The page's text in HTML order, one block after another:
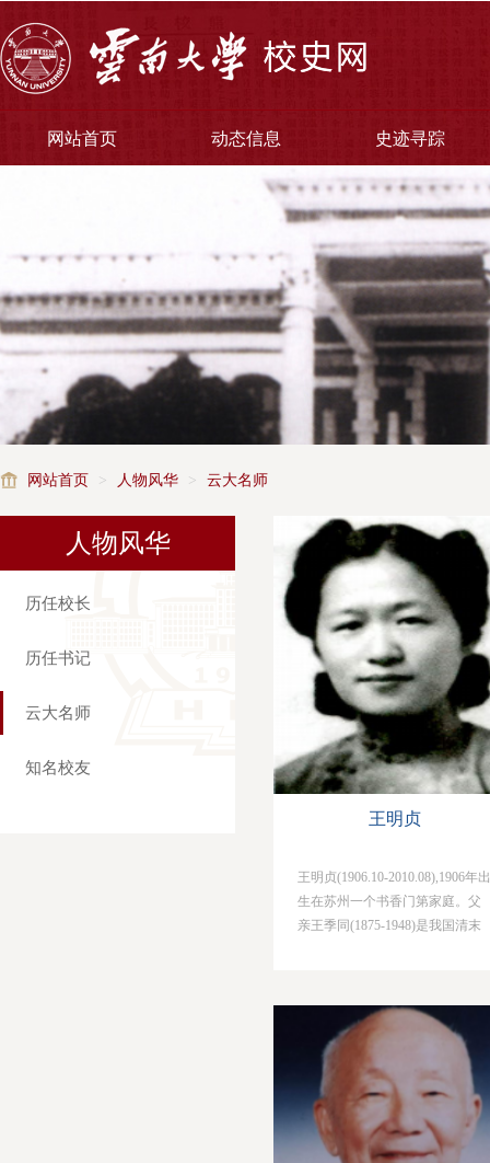
网站首页 动态信息 史迹寻踪
网站首页 > 人物风华 > 云大名师
人物风华
历任校长
历任书记
云大名师
知名校友
王明贞
王明贞(1906.10-2010.08),1906年出
生在苏州一个书香门第家庭。父
亲王季同(1875-1948)是我国清末
明转动式变压器。他同样爱好数
学，19世纪90年代初期曾出版了
《积较补解》、《泛倍数衍》和
《九容公式》等著作，是我国早
期介绍西方数学的重要书籍。王
明贞四五岁时母亲即去世，父亲